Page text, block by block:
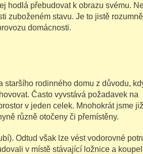
hodlá přebudovat k obrazu svému.
zuboženém stavu. Je to jistě
domácnosti.
staršího rodinného domu z důvodu,
Často vyvstává požadavek na
v jeden celek. Mnohokrát jsme již
různě otočeny či přemístěny.
Odtud však lze vést vodorovné
v místě stávající ložnice a